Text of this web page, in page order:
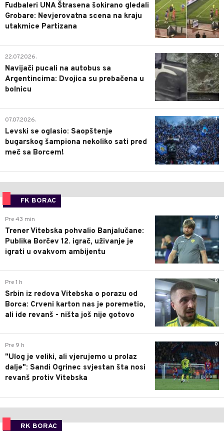
Fudbaleri UNA Štrasena šokirano gledali
Grobare: Nevjerovatna scena na kraju
utakmice Partizana
0
22.07.2026.
Navijači pucali na autobus sa
Argentincima: Dvojica su prebačena u
bolnicu
1
07.07.2026.
Levski se oglasio: Saopštenje
bugarskog šampiona nekoliko sati pred
meč sa Borcem!
FK BORAC
0
Pre 43 min
Trener Vitebska pohvalio Banjalučane:
Publika Borčev 12. igrač, uživanje je
igrati u ovakvom ambijentu
0
Pre 1 h
Srbin iz redova Vitebska o porazu od
Borca: Crveni karton nas je poremetio,
ali ide revanš - ništa još nije gotovo
0
Pre 9 h
"Ulog je veliki, ali vjerujemo u prolaz
dalje": Sandi Ogrinec svjestan šta nosi
revanš protiv Vitebska
RK BORAC